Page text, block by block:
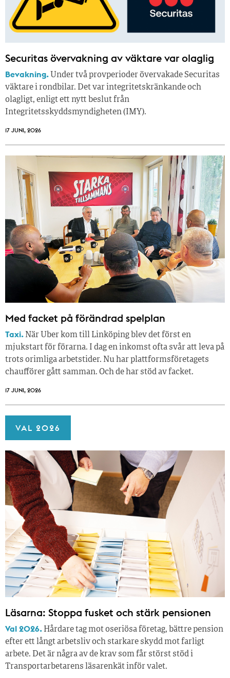
Securitas övervakning av väktare var olaglig
Bevakning. Under två provperioder övervakade Securitas
väktare i rondbilar. Det var integritetskränkande och
olagligt, enligt ett nytt beslut från
Integritetsskyddsmyndigheten (IMY).
17 JUNI, 2026
Med facket på förändrad spelplan
Taxi. När Uber kom till Linköping blev det först en
mjukstart för förarna. I dag en inkomst ofta svår att leva på
trots orimliga arbetstider. Nu har plattformsföretagets
chaufförer gått samman. Och de har stöd av facket.
17 JUNI, 2026
VAL 2026
Läsarna: Stoppa fusket och stärk pensionen
Val 2026. Hårdare tag mot oseriösa företag, bättre pension
efter ett långt arbetsliv och starkare skydd mot farligt
arbete. Det är några av de krav som får störst stöd i
Transportarbetarens läsar­enkät inför valet.